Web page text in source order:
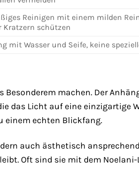
Reinigen mit einem milden
Kratzern schützen
mit Wasser und Seife, keine
Besonderem machen. Der
das Licht auf eine einzigartige
einem echten Blickfang.
auch ästhetisch
Oft sind sie mit dem